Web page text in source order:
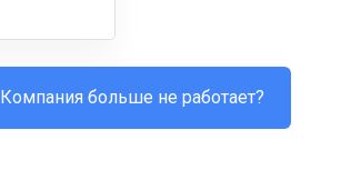
Компания больше не работает?